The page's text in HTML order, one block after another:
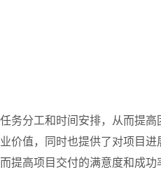
分工和时间安排，从而提高
值，同时也提供了对项目进
提高项目交付的满意度和成功